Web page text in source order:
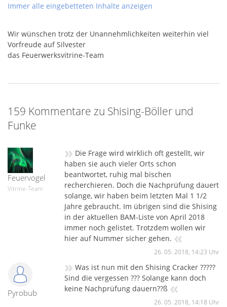
Immer alle eingebetteten Inhalte anzeigen
Wir wünschen trotz der Unannehmlichkeiten weiterhin viel
Vorfreude auf Silvester
das Feuerwerksvitrine-Team
159 Kommentare zu Shising-Böller und
Funke
Feuervogel
Vitrine-Team
» Die Frage wird wirklich oft gestellt, wir
haben sie auch vieler Orts schon
beantwortet, ruhig mal bischen
recherchieren. Doch die Nachprüfung dauert
solange, wir haben beim letzten Mal 1 1/2
Jahre gebraucht. Im übrigen sind die Shising
in der aktuellen BAM-Liste von April 2018
immer noch gelistet. Trotzdem wollen wir
hier auf Nummer sicher gehen. «
26. 05. 2018, 14:23 Uhr
Pyrobub
» Was ist nun mit den Shising Cracker ?????
Sind die vergessen ??? Solange kann doch
keine Nachprüfung dauern??ß «
26. 05. 2018, 14:18 Uhr